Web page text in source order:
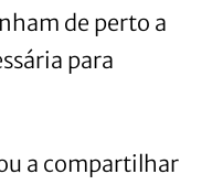
de perto a
para
a compartilhar